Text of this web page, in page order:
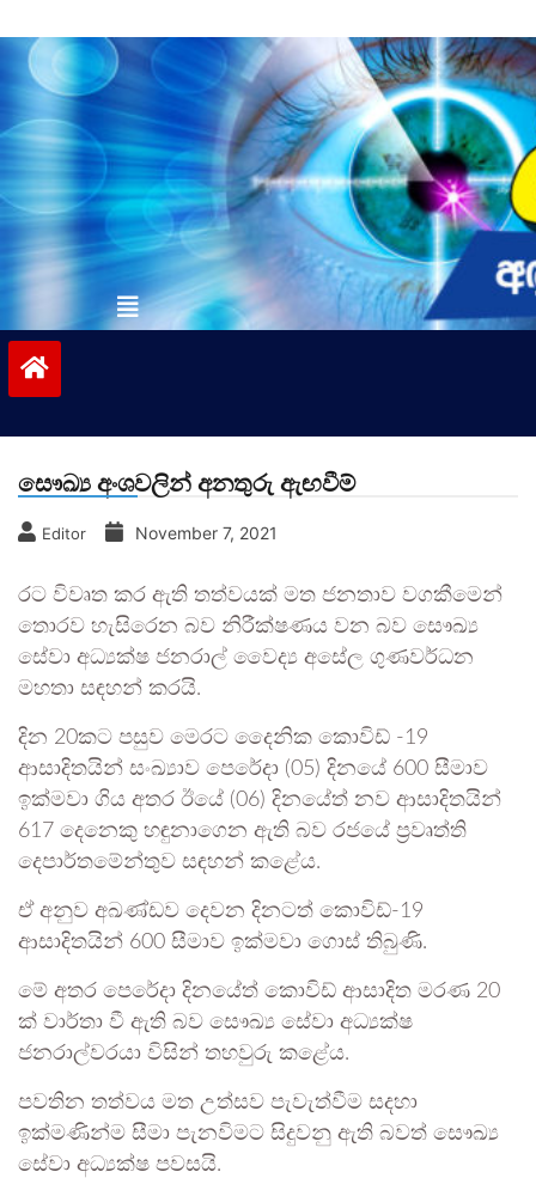
to
contentvinivida.lk
සෞඛ්‍ය අංශවලින් අනතුරු ඇඟවීම්
Editor November 7, 2021
රට විවෘත කර ඇති තත්වයක් මත ජනතාව වගකීමෙන්
තොරව හැසිරෙන බව නිරීක්ෂණය වන බව සෞඛ්‍ය
සේවා අධ්‍යක්ෂ ජනරාල් වෛද්‍ය අසේල ගුණවර්ධන
මහතා සඳහන් කරයි.
දින 20කට පසුව මෙරට දෛනික කොවිඩ් -19
ආසාදිතයින් සංඛ්‍යාව පෙරේදා (05) දිනයේ 600 සීමාව
ඉක්මවා ගිය අතර ඊයේ (06) දිනයේත් නව ආසාදිතයින්
617 දෙනෙකු හඳුනාගෙන ඇති බව රජයේ ප්‍රවෘත්ති
දෙපාර්තමේන්තුව සඳහන් කළේය.
ඒ අනුව අඛණ්ඩව දෙවන දිනටත් කොවිඩ්-19
ආසාදිතයින් 600 සීමාව ඉක්මවා ගොස් තිබුණි.
මේ අතර පෙරේදා දිනයේත් කොවිඩ් ආසාදිත මරණ 20
ක් වාර්තා වී ඇති බව සෞඛ්‍ය සේවා අධ්‍යක්ෂ
ජනරාල්වරයා විසින් තහවුරු කළේය.
පවතින තත්වය මත උත්සව පැවැත්වීම සදහා
ඉක්මණින්ම සීමා පැනවිමට සිදුවනු ඇති බවත් සෞඛ්‍ය
සේවා අධ්‍යක්ෂ පවසයි.